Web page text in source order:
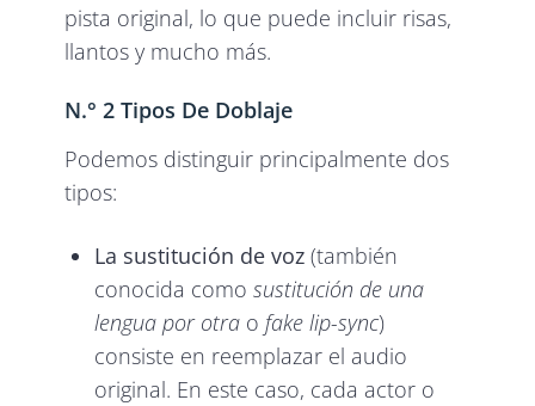
pista original, lo que puede incluir risas,
llantos y mucho más.
N.° 2 Tipos De Doblaje
Podemos distinguir principalmente dos
tipos:
La sustitución de voz (también
conocida comosustitución de una
lengua por otra ofake lip-sync)
consiste en reemplazar el audio
original. En este caso, cada actor o